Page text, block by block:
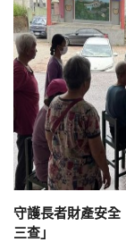
守護長者財產安
三查」